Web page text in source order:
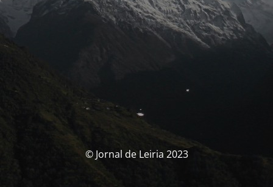
© Jornal de Leiria 2023